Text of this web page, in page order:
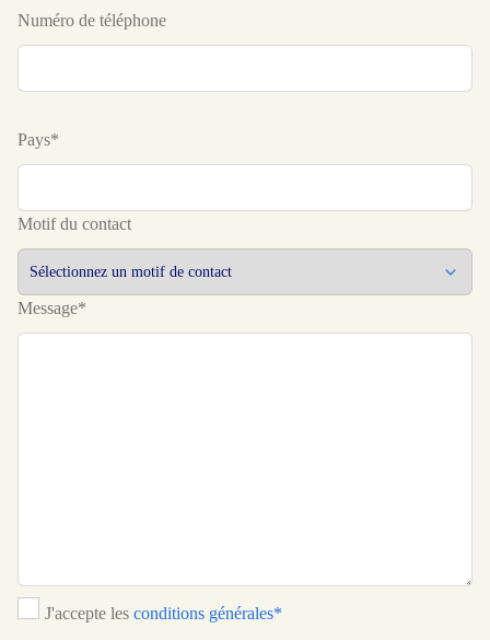
Numéro de téléphone
Pays*
Motif du contact
Message*
J'accepte les conditions générales*